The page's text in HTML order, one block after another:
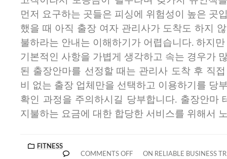
먼저 요구하는 곳들은 피싱에 위험성이 높은 곳
했을 때 아직 출장 여자 관리사가 도착도 하지
불하라는 안내는 이해하기가 어렵습니다. 하지
기본적인 사항을 가볍게 생각하고 속는 경우가
된 출장안마를 선정할 때는 관리사 도착 후 직
비 없는 출장 업체만을 선택하고 이용하기를 당
확인 과정을 주의하시길 당부합니다. 출장안마
지불하는 요금에 대한 합당한 서비스를 위해서
FITNESS
COMMENTS OFF
ON RELIABLE BUSINESS